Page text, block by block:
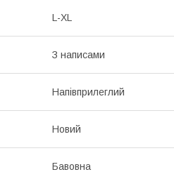
L-XL
З написами
Напівприлеглий
Новий
Бавовна